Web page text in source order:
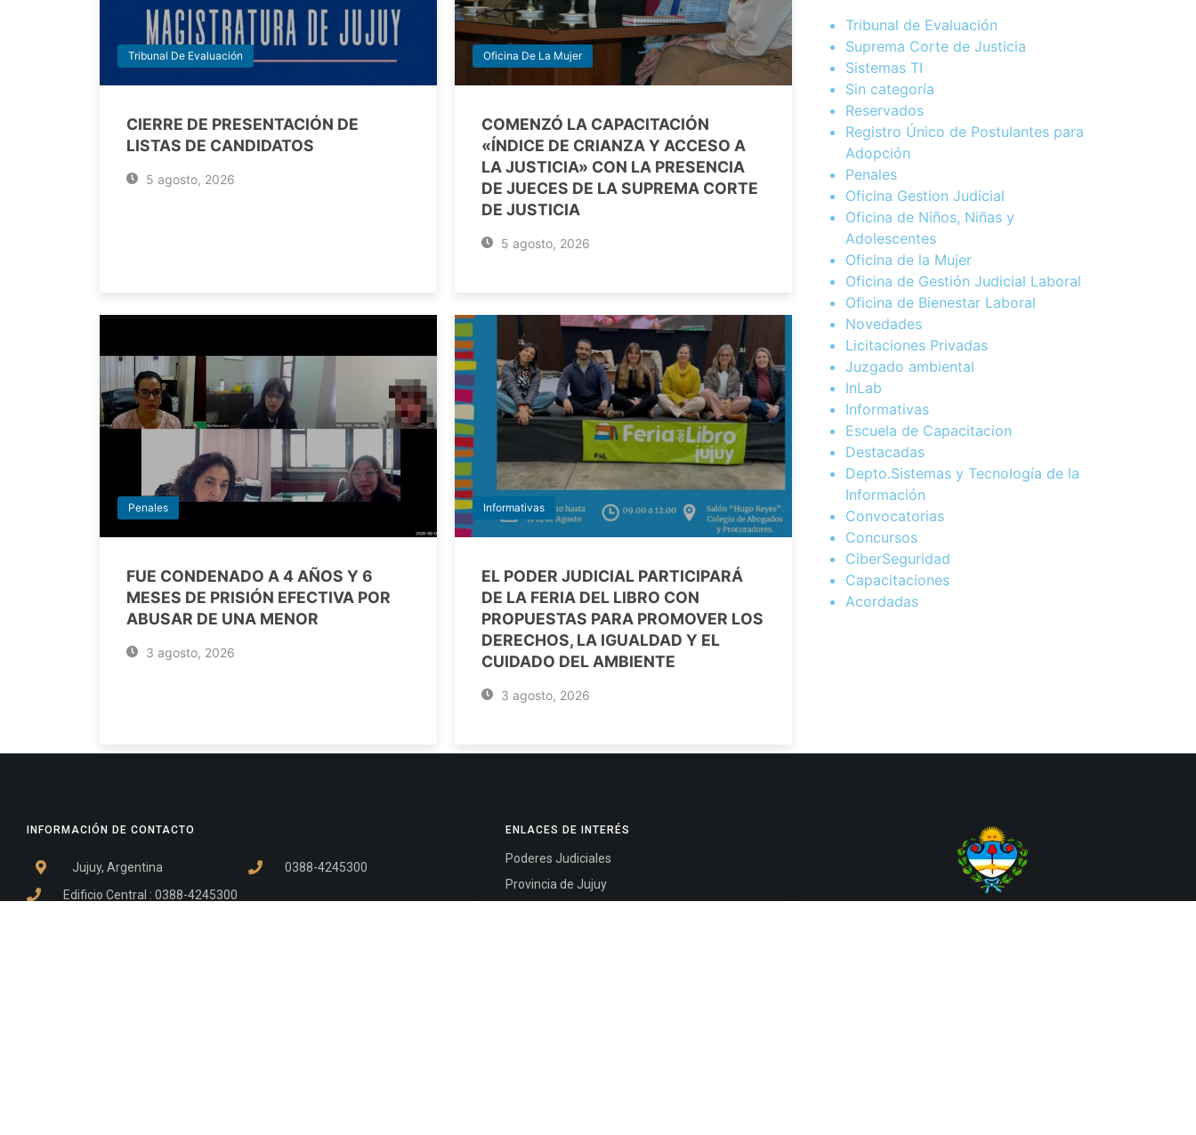
Tribunal De Evaluación
CIERRE DE PRESENTACIÓN DE
LISTAS DE CANDIDATOS
5 agosto, 2026
Oficina De La Mujer
COMENZÓ LA CAPACITACIÓN
«ÍNDICE DE CRIANZA Y ACCESO A
LA JUSTICIA» CON LA PRESENCIA
DE JUECES DE LA SUPREMA CORTE
DE JUSTICIA
5 agosto, 2026
Penales
FUE CONDENADO A 4 AÑOS Y 6
MESES DE PRISIÓN EFECTIVA POR
ABUSAR DE UNA MENOR
3 agosto, 2026
Informativas
EL PODER JUDICIAL PARTICIPARÁ
DE LA FERIA DEL LIBRO CON
PROPUESTAS PARA PROMOVER LOS
DERECHOS, LA IGUALDAD Y EL
CUIDADO DEL AMBIENTE
3 agosto, 2026
Tribunal de Evaluación
Suprema Corte de Justicia
Sistemas TI
Sin categoría
Reservados
Registro Único de Postulantes para
Adopción
Penales
Oficina Gestion Judicial
Oficina de Niños, Niñas y
Adolescentes
Oficina de la Mujer
Oficina de Gestión Judicial Laboral
Oficina de Bienestar Laboral
Novedades
Licitaciones Privadas
Juzgado ambiental
InLab
Informativas
Escuela de Capacitacion
Destacadas
Depto.Sistemas y Tecnología de la
Información
Convocatorias
Concursos
CiberSeguridad
Capacitaciones
Acordadas
INFORMACIÓN DE CONTACTO
Jujuy, Argentina
0388-4245300
Edificio Central : 0388-4245300
ENLACES DE INTERÉS
Poderes Judiciales
Provincia de Jujuy